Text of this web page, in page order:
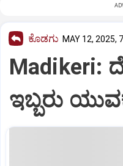
ಕೊಡಗು MAY 12, 2025,
ಇಬ್ಬರು